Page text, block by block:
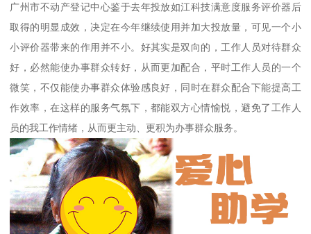
广州市不动产登记中心鉴于去年投放如江科技满意度服务评价器后
取得的明显成效，决定在今年继续使用并加大投放量，可见一个小
小评价器带来的作用并不小。好其实是双向的，工作人员对待群众
好，必然能使办事群众转好，从而更加配合，平时工作人员的一个
微笑，不仅能使办事群众体验感良好，同时在群众配合下能提高工
作效率，在这样的服务气氛下，都能双方心情愉悦，避免了工作人
员的我工作情绪，从而更主动、更积为办事群众服务。